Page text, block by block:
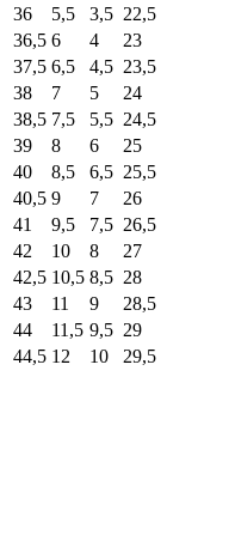
36
5,5 3,5 22,5
36,5 6 4
23
37,5 6,5 4,5 23,5
38
7 5
24
38,5 7,5 5,5 24,5
39
8 6
25
40
8,5 6,5 25,5
40,5 9 7
26
41
9,5 7,5 26,5
42
10 8
27
42,5 10,5 8,5 28
43
11 9
28,5
44
11,5 9,5 29
44,5 12 10 29,5